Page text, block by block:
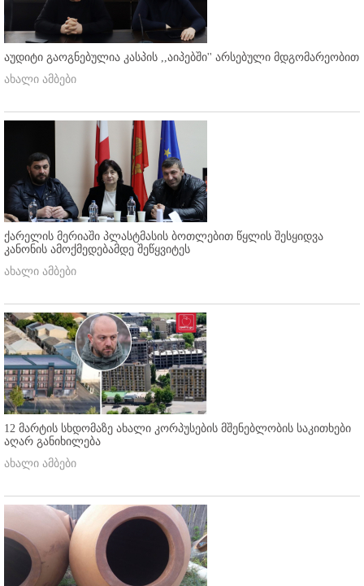
აუდიტი გაოგნებულია კასპის ,,აიპებში'' არსებული მდგომარეობით
ახალი ამბები
ქარელის მერიაში პლასტმასის ბოთლებით წყლის შესყიდვა
კანონის ამოქმედებამდე შეწყვიტეს
ახალი ამბები
12 მარტის სხდომაზე ახალი კორპუსების მშენებლობის საკითხები
აღარ განიხილება
ახალი ამბები